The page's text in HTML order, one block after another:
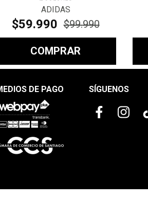
ADIDAS
$59.990 $99.990
COMPRAR
DE PAGO SÍGUENOS